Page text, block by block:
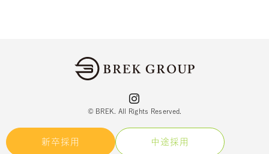
新卒採用 中途採用
© BREK. All Rights Reserved.